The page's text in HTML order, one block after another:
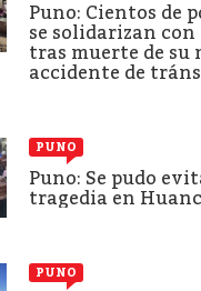
Puno: Cientos de
se solidarizan
tras muerte de su
accidente de
PUNO
Puno: Se pudo
tragedia en
PUNO